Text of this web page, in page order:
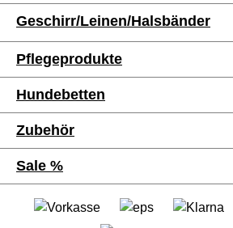
Geschirr/Leinen/Halsbänder
Pflegeprodukte
Hundebetten
Zubehör
Sale %